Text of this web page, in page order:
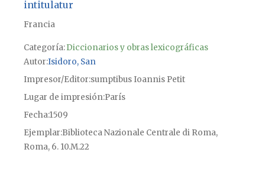
intitulatur
Francia
Categoría:Diccionarios y obras lexicográficas
Autor Isidoro, San
Impresor/Editor sumptibus Ioannis Petit
Lugar de impresiónParís
Fecha1509
Ejemplar Biblioteca Nazionale Centrale di Roma,
Roma, 6. 10.M.22